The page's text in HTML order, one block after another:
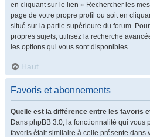
en cliquant sur le lien « Rechercher les
page de votre propre profil ou soit en
situé sur la partie supérieure du forum.
propres sujets, utilisez la recherche
les options qui vous sont disponibles.
Haut
Favoris et abonnements
Quelle est la différence entre les favoris
Dans phpBB 3.0, la fonctionnalité qui vous
favoris était similaire à celle présente dans